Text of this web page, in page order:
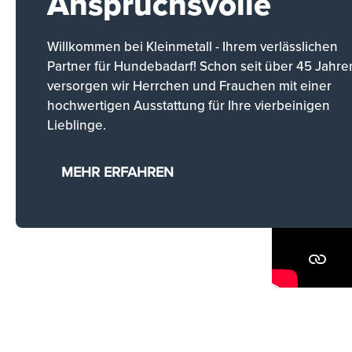
Willkommen bei Kleinmetall - Ihrem verlässlichen
Partner für Hundebadarf! Schon seit über 45
versorgen wir Herrchen und Frauchen mit einer
hochwertigen Ausstattung für Ihre vierbeinigen
Lieblinge.
MEHR ERFAHREN